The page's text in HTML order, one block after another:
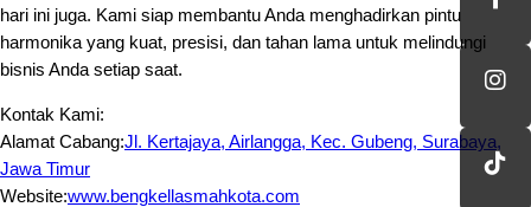
hari ini juga. Kami siap membantu Anda menghadirkan pintu
harmonika yang kuat, presisi, dan tahan lama untuk melindungi
bisnis Anda setiap saat.
Kontak Kami:
Alamat Cabang:Jl. Kertajaya, Airlangga, Kec. Gubeng, Surabaya,
Jawa Timur
Website:www.bengkellasmahkota.com